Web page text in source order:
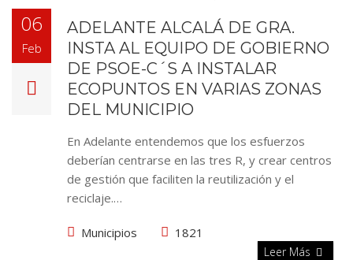
06
Feb
ADELANTE ALCALÁ DE GRA.
INSTA AL EQUIPO DE GOBIERNO
DE PSOE-C´S A INSTALAR
ECOPUNTOS EN VARIAS ZONAS
DEL MUNICIPIO
En Adelante entendemos que los esfuerzos
deberían centrarse en las tres R, y crear centros
de gestión que faciliten la reutilización y el
reciclaje.…
Municipios 1821
Leer Más